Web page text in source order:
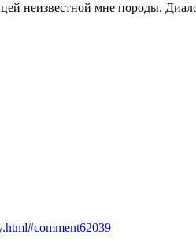
неизвестной мне породы.